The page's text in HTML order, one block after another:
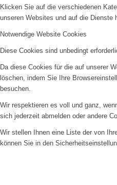
Klicken Sie auf die verschiedenen
unseren Websites und auf die Dienste
Notwendige Website Cookies
Diese Cookies sind unbedingt
Da diese Cookies für die auf unserer
löschen, indem Sie Ihre
besuchen.
Wir respektieren es voll und ganz,
sich jederzeit abmelden oder andere
Wir stellen Ihnen eine Liste der von
können Sie in den